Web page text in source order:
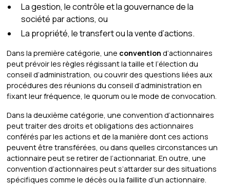
La gestion, le contrôle et la gouvernance de la
société par actions, ou
La propriété, le transfert ou la vente d’actions.
Dans la première catégorie, une convention d’actionnaires
peut prévoir les règles régissant la taille et l’élection du
conseil d’administration, ou couvrir des questions liées aux
procédures des réunions du conseil d’administration en
fixant leur fréquence, le quorum ou le mode de convocation.
Dans la deuxième catégorie, une convention d’actionnaires
peut traiter des droits et obligations des actionnaires
conférés par les actions et de la manière dont ces actions
peuvent être transférées, ou dans quelles circonstances un
actionnaire peut se retirer de l’actionnariat. En outre, une
convention d’actionnaires peut s’attarder sur des situations
spécifiques comme le décès ou la faillite d’un actionnaire.